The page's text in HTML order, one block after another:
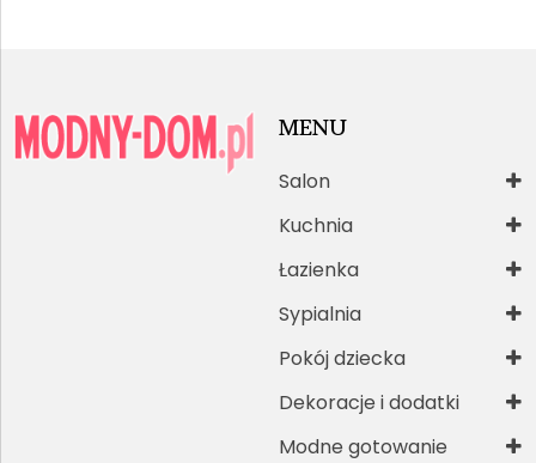
MENU
Salon
Kuchnia
Łazienka
Sypialnia
Pokój dziecka
Dekoracje i dodatki
Modne gotowanie